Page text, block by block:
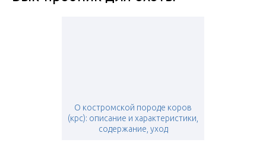
О костромской породе коров
(крс): описание и характеристики,
содержание, уход